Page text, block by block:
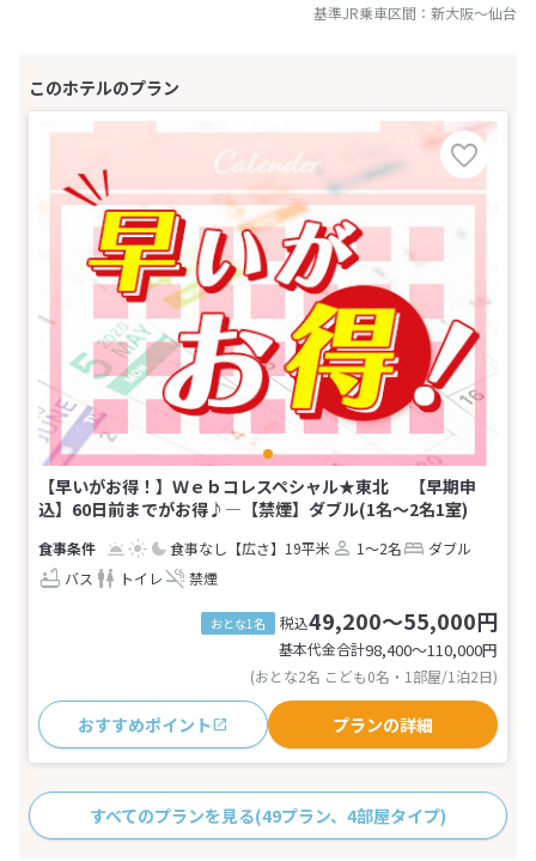
基準JR乗車区間： 新大阪～仙台
【早いがお得！】Ｗｅｂコレスペシャル★東北 【早期申
込】60日前までがお得♪―【禁煙】ダブル(1名～2名1室)
食事なし 【広さ】19平米 1～2名
ダブル
バス
トイレ 禁煙
おとな1名 税込49,200～55,000円
基本代金合計98,400〜110,000円
(おとな2名 こども0名・1部屋/1泊2日)
おすすめポイント プランの詳細
すべてのプランを見る(49プラン、4部屋タイプ)